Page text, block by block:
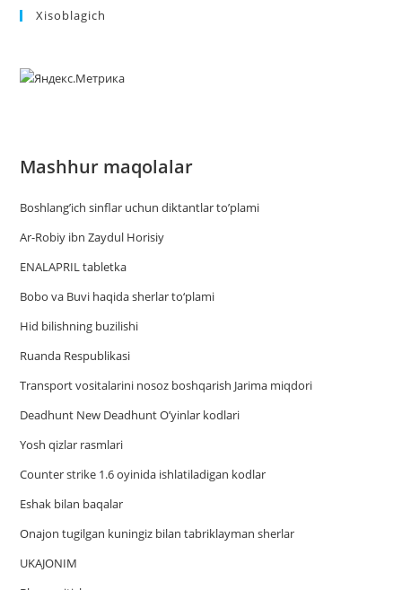
Xisoblagich
Mashhur maqolalar
Boshlang’ich sinflar uchun diktantlar to’plami
Ar-Robiy ibn Zaydul Horisiy
ENALAPRIL tabletka
Bobo va Buvi haqida sherlar to‘plami
Hid bilishning buzilishi
Ruanda Respublikasi
Trаnsport vositаlаrini nosoz boshqаrish Jаrimа miqdori
Deadhunt New Deadhunt O’yinlar kodlari
Yosh qizlar rasmlari
Counter strike 1.6 oyinida ishlatiladigan kodlar
Eshak bilan baqalar
Onajon tugilgan kuningiz bilan tabriklayman sherlar
UKAJONIM